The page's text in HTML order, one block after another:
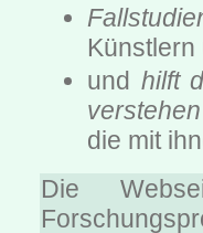
und hilft
verstehen
die mit
Die